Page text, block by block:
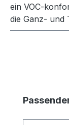
ein VOC-
die Ganz- und